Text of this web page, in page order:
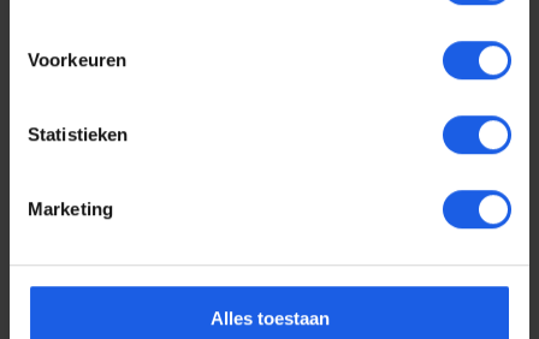
Voorkeuren
Statistieken
Marketing
Alles toestaan
De ondernemer kan het herroepingsrecht van de
De uitsluiting van het herroepingsrecht geldt slechts
indien de ondernemer dit duidelijk in het aanbod,
heeft vermeld.
Uitsluiting van het herroepingsrecht is slechts
mogelijk voor producten:
a. die door de ondernemer tot stand zijn gebracht